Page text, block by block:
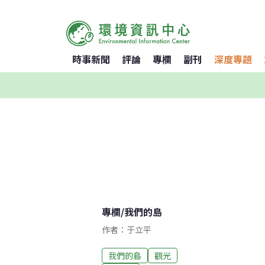
時事新聞 評論 專欄 副刊 深度專題
專欄/我們的島
作者：于立平
我們的島
觀光